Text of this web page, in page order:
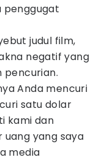
penggugat
judul film,
negatif yang
pencurian.
Anda mencuri
satu dolar
kami dan
yang saya
media